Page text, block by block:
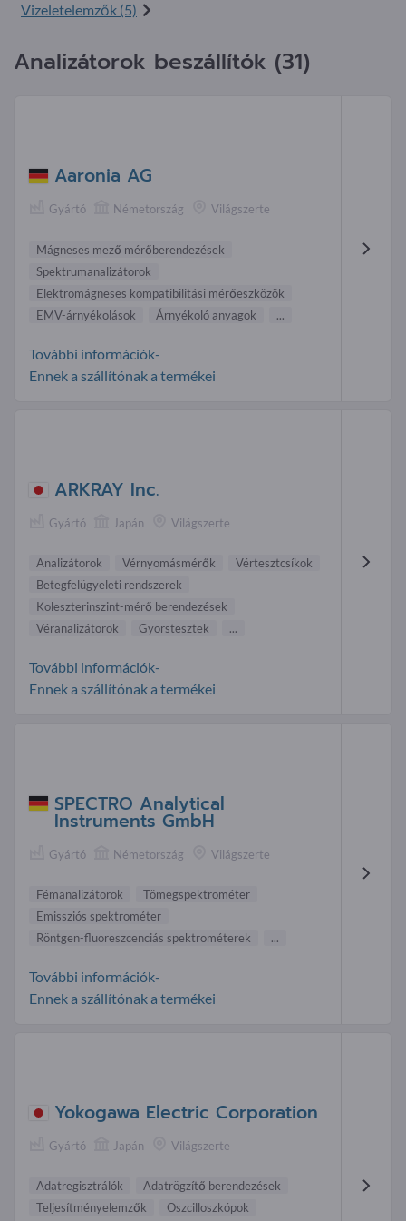
Vizeletelemzők (5)
Analizátorok beszállítók (31)
Aaronia AG
Gyártó Németország Világszerte
Mágneses mező mérőberendezések
Spektrumanalizátorok
Elektromágneses kompatibilitási mérőeszközök
EMV-árnyékolások
Árnyékoló anyagok ...
További információk-
Ennek a szállítónak a termékei
ARKRAY Inc.
Gyártó Japán Világszerte
Analizátorok Vérnyomásmérők
Vértesztcsíkok
Betegfelügyeleti rendszerek
Koleszterinszint-mérő berendezések
Véranalizátorok
Gyorstesztek ...
További információk-
Ennek a szállítónak a termékei
SPECTRO Analytical
Instruments GmbH
Gyártó Németország Világszerte
Fémanalizátorok
Tömegspektrométer
Emissziós spektrométer
Röntgen-fluoreszcenciás spektrométerek
...
További információk-
Ennek a szállítónak a termékei
Yokogawa Electric Corporation
Gyártó Japán Világszerte
Adatregisztrálók
Adatrögzítő berendezések
Teljesítményelemzők
Oszcilloszkópok